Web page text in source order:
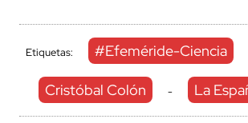
Etiquetas: #Efeméride-Ciencia
Cristóbal Colón - La